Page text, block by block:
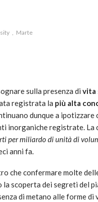
Marte
sulla presenza di vita
registrata la più alta
dunque a ipotizzare
inorganiche registrate.
per miliardo di unità di
anni fa.
che confermare molte
scoperta dei segreti del
di metano alle forme di
quale
il tuo prato